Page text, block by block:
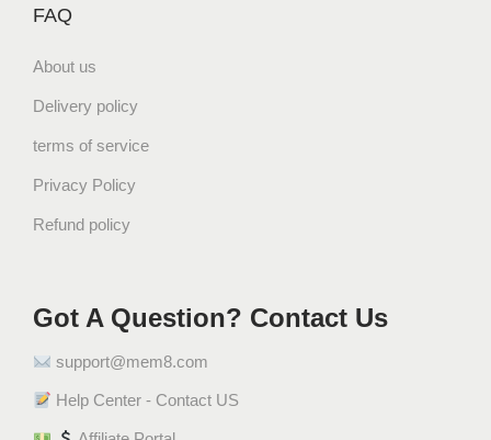
FAQ
About us
Delivery policy
terms of service
Privacy Policy
Refund policy
Got A Question? Contact Us
support@mem8.com
Help Center - Contact US